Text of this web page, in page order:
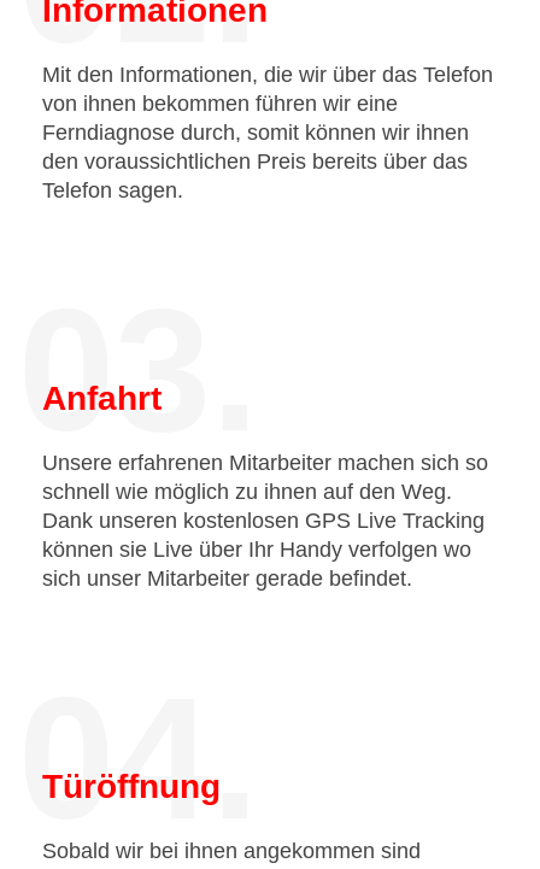
Informationen
Mit den Informationen, die wir über das Telefon
von ihnen bekommen führen wir eine
Ferndiagnose durch, somit können wir ihnen
den voraussichtlichen Preis bereits über das
Telefon sagen.
03.
Anfahrt
Unsere erfahrenen Mitarbeiter machen sich so
schnell wie möglich zu ihnen auf den Weg.
Dank unseren kostenlosen GPS Live Tracking
können sie Live über Ihr Handy verfolgen wo
sich unser Mitarbeiter gerade befindet.
04.
Türöffnung
Sobald wir bei ihnen angekommen sind